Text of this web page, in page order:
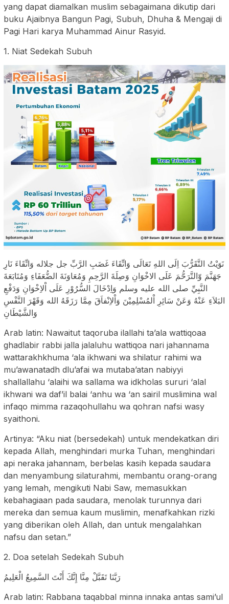
yang dapat diamalkan muslim sebagaimana dikutip dari
buku Ajaibnya Bangun Pagi, Subuh, Dhuha & Mengaji di
Pagi Hari karya Muhammad Ainur Rasyid.
1. Niat Sedekah Subuh
نَوَيْتُ التَّقَرُّبَ اِلَى اللهِ تَعَالَى وَاتِّقَاءَ غَضَبِ الرَّبِّ جل جلاله وَاتِّقَاءَ نَارِ
جَهَنَّمَ وّالتَّرَحُّمَ عَلَى الاخْوَانِ وَصِلَةَ الرَّحِمِ وَمُعَاوَنَةَ الضُّعَفَاءِ وَمُتَابَعَةَ
النَّبِيِّ صلى الله عليه وسلم وَاِدْخَالَ السُّرُوْرِ عَلَى اْلاِخْوَانِ وَدَفْعِ
البَلاَءِ عَنْهُ وَعَنْ سَائِرِ اْلمُسْلِمِيْنَ وَاْلاِنْفاَقَ مِمَّا رَزَقَهُ الله وَقَهْرَ النَّفْسِ
وَالشَّيْطَانِ
Arab latin: Nawaitut taqoruba ilallahi ta’ala wattiqoaa
ghadlabir rabbi jalla jalaluhu wattiqoa nari jahannama
wattarakhkhuma ‘ala ikhwani wa shilatur rahimi wa
mu’awanatadh dlu’afai wa mutaba’atan nabiyyi
shallallahu ‘alaihi wa sallama wa idkholas sururi ‘alal
ikhwani wa daf’il balai ‘anhu wa ‘an sairil muslimina wal
infaqo mimma razaqohullahu wa qohran nafsi wasy
syaithoni.
Artinya: “Aku niat (bersedekah) untuk mendekatkan diri
kepada Allah, menghindari murka Tuhan, menghindari
api neraka jahannam, berbelas kasih kepada saudara
dan menyambung silaturahmi, membantu orang-orang
yang lemah, mengikuti Nabi Saw, memasukkan
kebahagiaan pada saudara, menolak turunnya dari
mereka dan semua kaum muslimin, menafkahkan rizki
yang diberikan oleh Allah, dan untuk mengalahkan
nafsu dan setan.”
2. Doa setelah Sedekah Subuh
رَبَّنَا تَقَبَّلْ مِنَّا إِنَّكَ أَنْتَ السَّمِيعُ الْعَلِيمُ
Arab latin: Rabbana taqabbal minna innaka antas sami’ul